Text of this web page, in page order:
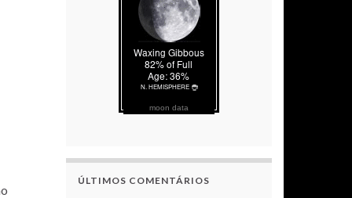
moon data
ÚLTIMOS COMENTÁRIOS